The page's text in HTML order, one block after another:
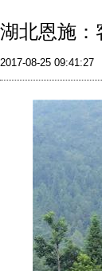
湖北恩施：
2017-08-25 09:41:27